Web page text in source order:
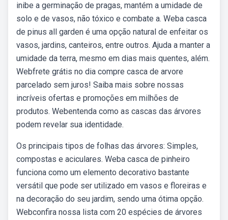
inibe a germinação de pragas, mantém a umidade de
solo e de vasos, não tóxico e combate a. Weba casca
de pinus all garden é uma opção natural de enfeitar os
vasos, jardins, canteiros, entre outros. Ajuda a manter a
umidade da terra, mesmo em dias mais quentes, além.
Webfrete grátis no dia compre casca de arvore
parcelado sem juros! Saiba mais sobre nossas
incríveis ofertas e promoções em milhões de
produtos. Webentenda como as cascas das árvores
podem revelar sua identidade.
Os principais tipos de folhas das árvores: Simples,
compostas e aciculares. Weba casca de pinheiro
funciona como um elemento decorativo bastante
versátil que pode ser utilizado em vasos e floreiras e
na decoração do seu jardim, sendo uma ótima opção.
Webconfira nossa lista com 20 espécies de árvores